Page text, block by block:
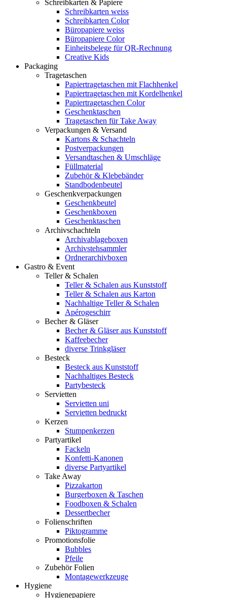
Schreibkarten & Papiere
Schreibkarten weiss
Schreibkarten Color
Büropapiere weiss
Büropapiere Color
Einheitsbelege für QR-Rechnung
Creative Kids
Packaging
Tragetaschen
Papiertragetaschen mit Flachhenkel
Papiertragetaschen mit Kordelhenkel
Papiertragetaschen Color
Geschenktaschen
Tragetaschen für Take Away
Verpackungen & Versand
Kartons & Schachteln
Postverpackungen
Versandtaschen & Umschläge
Füllmaterial
Zubehör & Klebebänder
Standbodenbeutel
Geschenkverpackungen
Geschenkbeutel
Geschenkboxen
Geschenktaschen
Archivschachteln
Archivablageboxen
Archivstehsammler
Ordnerarchivboxen
Gastro & Event
Teller & Schalen
Teller & Schalen aus Kunststoff
Teller & Schalen aus Karton
Nachhaltige Teller & Schalen
Apérogeschirr
Becher & Gläser
Becher & Gläser aus Kunststoff
Kaffeebecher
diverse Trinkgläser
Besteck
Besteck aus Kunststoff
Nachhaltiges Besteck
Partybesteck
Servietten
Servietten uni
Servietten bedruckt
Kerzen
Stumpenkerzen
Partyartikel
Fackeln
Konfetti-Kanonen
diverse Partyartikel
Take Away
Pizzakarton
Burgerboxen & Taschen
Foodboxen & Schalen
Dessertbecher
Folienschriften
Piktogramme
Promotionsfolie
Bubbles
Pfeile
Zubehör Folien
Montagewerkzeuge
Hygiene
Hygienepapiere